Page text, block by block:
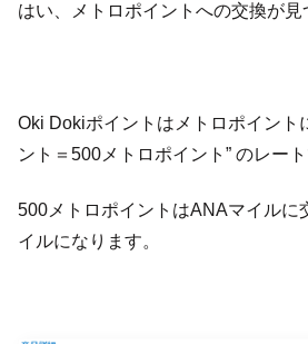
はい、メトロポイントへの交換が見
Oki Dokiポイントはメトロポイント
ント＝500メトロポイント” のレー
500メトロポイントはANAマイルに
イルになります。